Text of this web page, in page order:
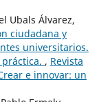
Ubals Álvarez,
ciudadana y
universitarios.
, Revista
e innovar: un